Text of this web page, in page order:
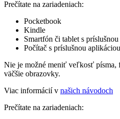
Prečítate na zariadeniach:
Pocketbook
Kindle
Smartfón či tablet s
Počítač s príslušnou aplikáciou
Nie je možné meniť veľkosť písma,
väčšie obrazovky.
Viac informácií v našich návodoch
Prečítate na zariadeniach: